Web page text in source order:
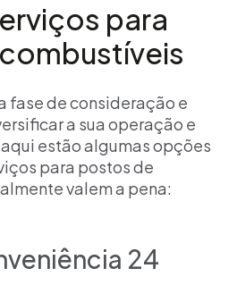
para
fase de consideração e
a sua operação e
estão algumas opções
para postos de
valem a pena:
24